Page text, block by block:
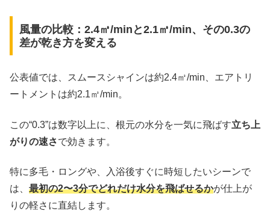
風量の比較：2.4㎥/minと2.1㎥/min、その0.3の
差が乾き方を変える
公表値では、スムースシャインは約2.4㎥/min、エアトリ
ートメントは約2.1㎥/min。
この“0.3”は数字以上に、根元の水分を一気に飛ばす立ち上
がりの速さで効きます。
特に多毛・ロングや、入浴後すぐに時短したいシーンで
は、 最初の2〜3分でどれだけ水分を飛ばせるかが仕上が
りの軽さに直結します。